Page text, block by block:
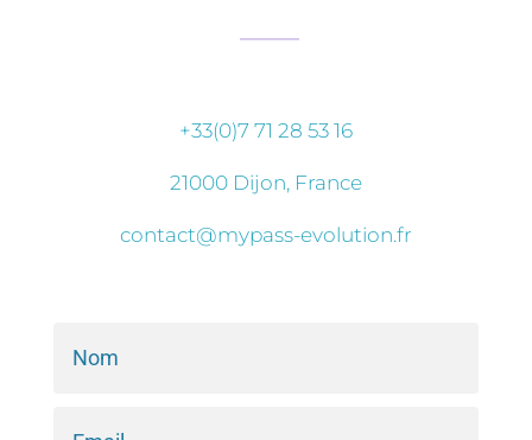
+33(0)7 71 28 53 16
21000 Dijon, France
contact@mypass-evolution.fr